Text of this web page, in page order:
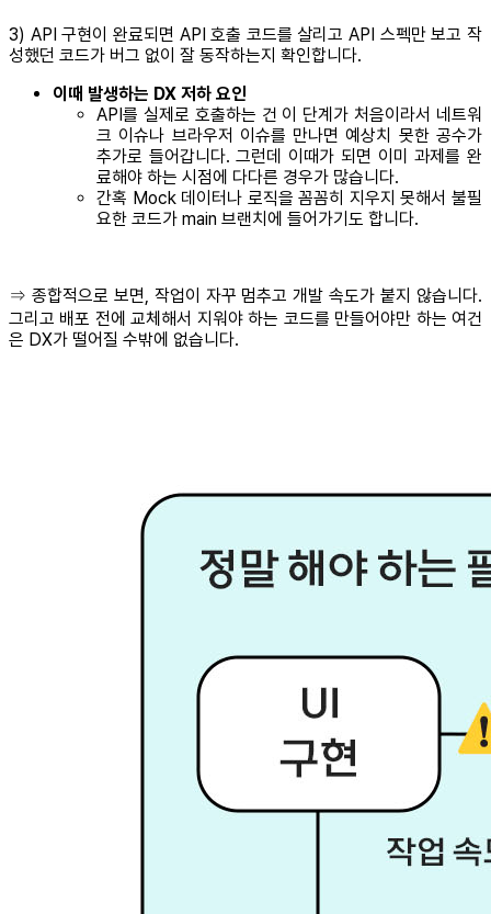
3) API 구현이 완료되면 API 호출 코드를 살리고 API 스펙만 보고 작
성했던 코드가 버그 없이 잘 동작하는지 확인합니다.
이때 발생하는 DX 저하 요인
API를 실제로 호출하는 건 이 단계가 처음이라서 네트워
크 이슈나 브라우저 이슈를 만나면 예상치 못한 공수가
추가로 들어갑니다. 그런데 이때가 되면 이미 과제를 완
료해야 하는 시점에 다다른 경우가 많습니다.
간혹 Mock 데이터나 로직을 꼼꼼히 지우지 못해서 불필
요한 코드가 main 브랜치에 들어가기도 합니다.
⇒ 종합적으로 보면, 작업이 자꾸 멈추고 개발 속도가 붙지 않습니다.
그리고 배포 전에 교체해서 지워야 하는 코드를 만들어야만 하는 여건
은 DX가 떨어질 수밖에 없습니다.